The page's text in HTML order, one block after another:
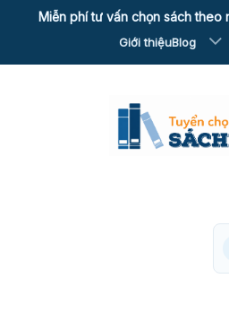
Miễn phí tư vấn chọn sách theo
Giới thiệuBlog